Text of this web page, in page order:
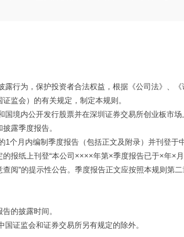
为，保护投资者合法权益，根据《公司法》、《
监会）的有关规定，制定本规则。
内公开发行股票并在深圳证券交易所创业板市场
露季度报告。
月内编制季度报告（包括正文及附录）并刊登于
报纸上刊登“本公司××××年第×季度报告已于×年×
阅”的提示性公告。季度报告正文应按照本规则第
的披露时间。
监会和证券交易所另有规定的除外。